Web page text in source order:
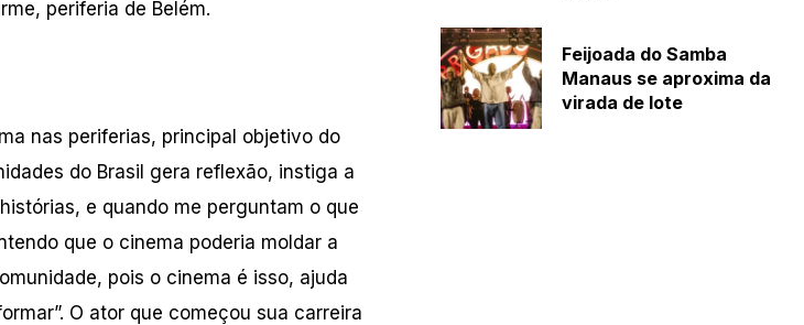
periferia de Belém.
nas periferias, principal objetivo do
do Brasil gera reflexão, instiga a
e quando me perguntam o que
que o cinema poderia moldar a
pois o cinema é isso, ajuda
O ator que começou sua carreira
Feijoada do Samba
Manaus se aproxima da
virada de lote